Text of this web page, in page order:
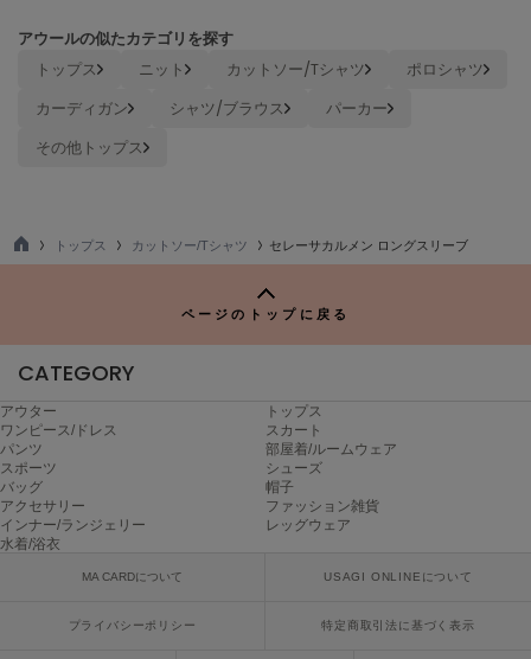
ナウンス
ヌル
オン
ORGUE
オルグ
ORR
オル
PATRICK
フィリーチョコレート
アウールの似たカテゴリを探す
トップス ニット カットソー/Tシャツ
ポロシャツ
カーディガン
シャツ/ブラウス
パーカー
その他トップス
TO
トップス カットソー/Tシャツ セレーサカルメン ロングスリーブ
ページのトップに戻る
CATEGORY
アウター
トップス
ワンピース/ドレス
スカート
パンツ
部屋着/ルームウェア
スポーツ
シューズ
バッグ
帽子
アクセサリー
ファッション雑貨
インナー/ランジェリー
レッグウェア
水着/浴衣
MA CARDについて USAGI ONLINEについて
プライバシーポリシー 特定商取引法に基づく表示